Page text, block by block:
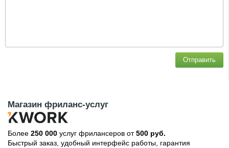
Отправить
Магазин фриланс-услуг
Более 250 000 услуг фрилансеров от500 руб.
Быстрый заказ, удобный интерфейс работы, гарантия